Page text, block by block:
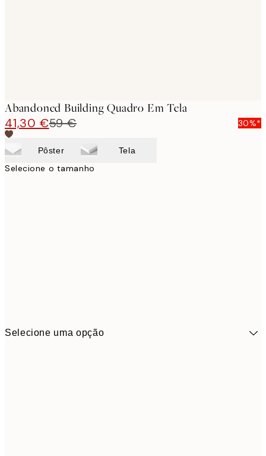
Abandoned Building Quadro Em Tela
41,30 €59 € 30%*
Pôster Tela
Selecione o tamanho
Selecione uma opção